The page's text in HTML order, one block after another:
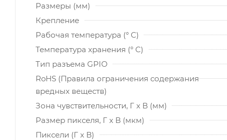
Размеры (мм)
Крепление
Рабочая температура (° C)
Температура хранения (° C)
Тип разъема GPIO
RoHS (Правила ограничения содержания
вредных веществ)
Зона чувствительности, Г x В (мм)
Размер пикселя, Г x В (мкм)
Пиксели (Г x В)